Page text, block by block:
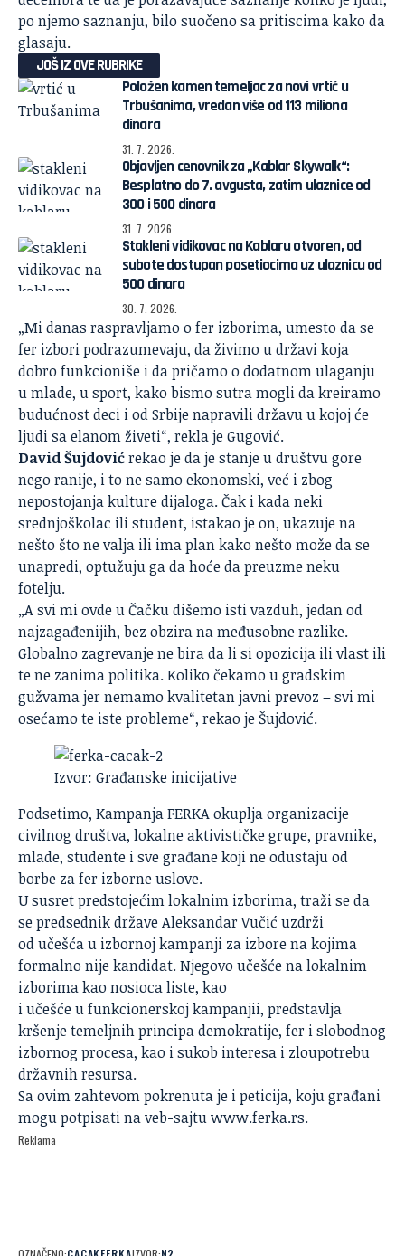
po njemo saznanju, bilo suočeno sa pritiscima kako da
glasaju.
JOŠ IZ OVE RUBRIKE
Položen kamen temeljac za novi vrtić u
Trbušanima, vredan više od 113 miliona
dinara
31. 7. 2026.
Objavljen cenovnik za „Kablar Skywalk“:
Besplatno do 7. avgusta, zatim ulaznice od
300 i 500 dinara
31. 7. 2026.
Stakleni vidikovac na Kablaru otvoren, od
subote dostupan posetiocima uz ulaznicu od
500 dinara
30. 7. 2026.
„Mi danas raspravljamo o fer izborima, umesto da se
fer izbori podrazumevaju, da živimo u državi koja
dobro funkcioniše i da pričamo o dodatnom ulaganju
u mlade, u sport, kako bismo sutra mogli da kreiramo
budućnost deci i od Srbije napravili državu u kojoj će
ljudi sa elanom živeti“, rekla je Gugović.
David Šujdovićrekao je da je stanje u društvu gore
nego ranije, i to ne samo ekonomski, već i zbog
nepostojanja kulture dijaloga. Čak i kada neki
srednjoškolac ili student, istakao je on, ukazuje na
nešto što ne valja ili ima plan kako nešto može da se
unapredi, optužuju ga da hoće da preuzme neku
fotelju.
„A svi mi ovde u Čačku dišemo isti vazduh, jedan od
najzagađenijih, bez obzira na međusobne razlike.
Globalno zagrevanje ne bira da li si opozicija ili vlast ili
te ne zanimapolitika. Koliko čekamo u gradskim
gužvama jer nemamo kvalitetan javni prevoz – svi mi
osećamo te iste probleme“, rekao je Šujdović.
Izvor: Građanske inicijative
Podsetimo, Kampanja FERKA okuplja organizacije
civilnog društva, lokalne aktivističke grupe, pravnike,
mlade, studente i sve građane koji ne odustaju od
borbe za fer izborne uslove.
U susret predstojećim lokalnim izborima, traži se da
se predsednik države Aleksandar Vučić uzdrži
od učešća u izbornoj kampanji za izbore na kojima
formalno nije kandidat. Njegovo učešće na lokalnim
izborima kao nosioca liste, kao
i učešće u funkcionerskoj kampanjii, predstavlja
kršenje temeljnih principa demokratije, fer i slobodnog
izbornog procesa, kao i sukob interesa i zloupotrebu
državnih resursa.
Sa ovim zahtevom pokrenuta je i peticija, koju građani
mogu potpisati na veb-sajtuwww.ferka.rs.
Reklama